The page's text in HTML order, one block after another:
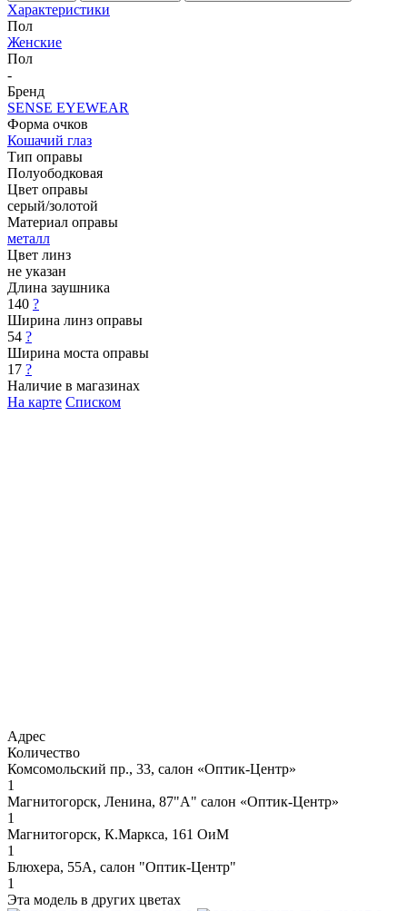
Характеристики
Пол
Женские
Пол
-
Бренд
SENSE EYEWEAR
Форма очков
Кошачий глаз
Тип оправы
Полуободковая
Цвет оправы
серый/золотой
Материал оправы
металл
Цвет линз
не указан
Длина заушника
140 ?
Ширина линз оправы
54 ?
Ширина моста оправы
17 ?
Наличие в магазинах
На карте Списком
Адрес
Количество
Комсомольский пр., 33, салон «Оптик-Центр»
1
Магнитогорск, Ленина, 87"А" салон «Оптик-Центр»
1
Магнитогорск, К.Маркса, 161 ОиМ
1
Блюхера, 55А, салон "Оптик-Центр"
1
Эта модель в других цветах